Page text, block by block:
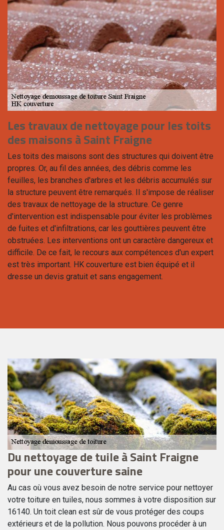
Les travaux de nettoyage pour les toits
des maisons à Saint Fraigne
Les toits des maisons sont des structures qui doivent être
propres. Or, au fil des années, des débris comme les
feuilles, les branches d'arbres et les débris accumulés sur
la structure peuvent être remarqués. Il s'impose de réaliser
des travaux de nettoyage de la structure. Ce genre
d'intervention est indispensable pour éviter les problèmes
de fuites et d'infiltrations, car les gouttières peuvent être
obstruées. Les interventions ont un caractère dangereux et
difficile. De ce fait, le recours aux compétences d'un expert
est très important. HK couverture est bien équipé et il
dresse un devis gratuit et sans engagement.
Du nettoyage de tuile à Saint Fraigne
pour une couverture saine
Au cas où vous avez besoin de notre service pour nettoyer
votre toiture en tuiles, nous sommes à votre disposition sur
16140. Un toit clean est sûr de vous protéger des coups
extérieurs et de la pollution. Nous pouvons procéder à un